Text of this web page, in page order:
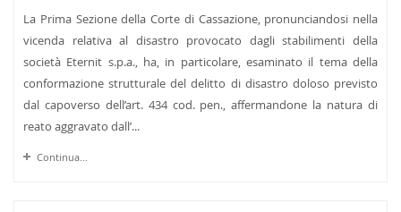
La Prima Sezione della Corte di Cassazione, pronunciandosi nella
vicenda relativa al disastro provocato dagli stabilimenti della
società Eternit s.p.a., ha, in particolare, esaminato il tema della
conformazione strutturale del delitto di disastro doloso previsto
dal capoverso dell’art. 434 cod. pen., affermandone la natura di
reato aggravato dall’...
Continua...